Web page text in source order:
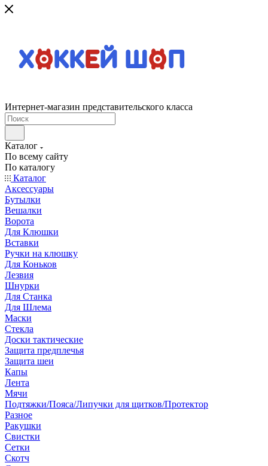
Интернет-магазин представительского класса
Каталог
По всему сайту
По каталогу
Каталог
Аксессуары
Бутылки
Вешалки
Ворота
Для Клюшки
Вставки
Ручки на клюшку
Для Коньков
Лезвия
Шнурки
Для Станка
Для Шлема
Маски
Стекла
Доски тактические
Защита предплечья
Защита шеи
Капы
Лента
Мячи
Подтяжки/Пояса/Липучки для щитков/Протектор
Разное
Ракушки
Свистки
Сетки
Скотч